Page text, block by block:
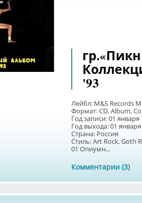
'93
Лейбл: M&S Records
Формат: CD, Album,
Год записи: 01 января
Год выхода: 01 января
Страна: Россия
Стиль: Art Rock, Goth
01 Опиумн...
Комментарии (3)